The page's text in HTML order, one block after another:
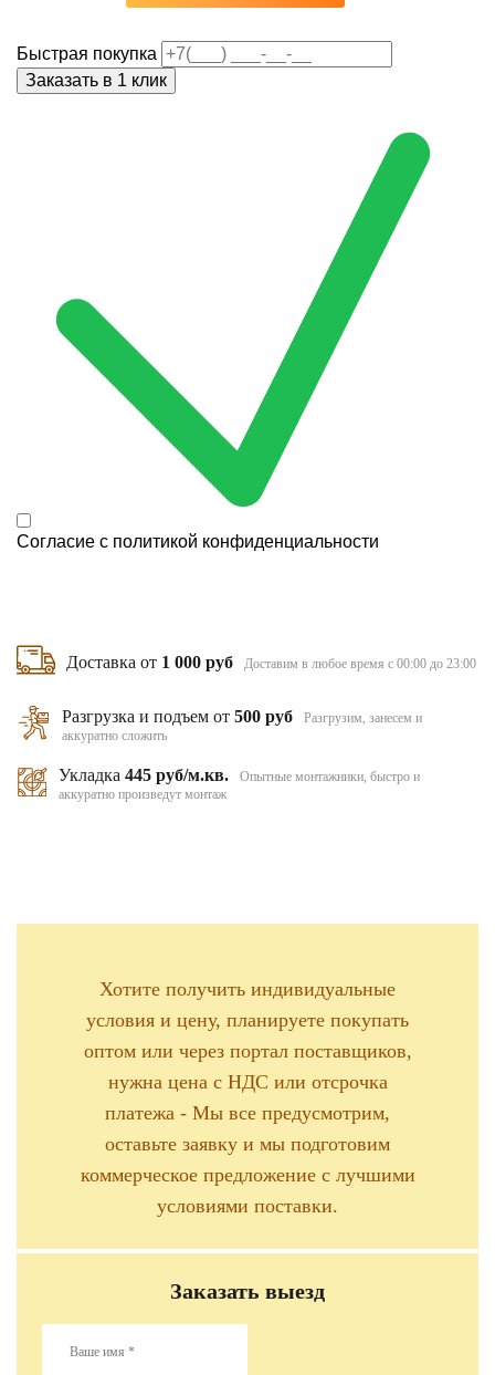
Быстрая покупка
Согласие с политикой конфиденциальности
Доставка от 1 000 руб Доставим в любое время с 00:00 до 23:00
Разгрузка и подъем от500 руб
Разгрузим, занесем и
аккуратно сложить
Укладка 445 руб/м.кв.
Опытные монтажники, быстро и
аккуратно произведут монтаж
Хотите получить индивидуальные
условия и цену, планируете покупать
оптом или через портал поставщиков,
нужна цена с НДС или отсрочка
платежа - Мы все предусмотрим,
оставьте заявку и мы подготовим
коммерческое предложение с лучшими
условиями поставки.
Заказать выезд